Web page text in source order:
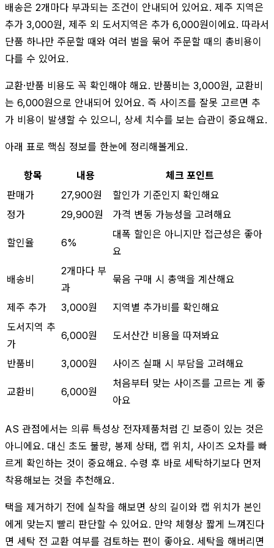
배송은 2개마다 부과되는 조건이 안내되어 있어요. 제주 지역은
추가 3,000원, 제주 외 도서지역은 추가 6,000원이에요. 따라서
단품 하나만 주문할 때와 여러 벌을 묶어 주문할 때의 총비용이
다를 수 있어요.
교환·반품 비용도 꼭 확인해야 해요. 반품비는 3,000원, 교환비
는 6,000원으로 안내되어 있어요. 즉 사이즈를 잘못 고르면 추
가 비용이 발생할 수 있으니, 상세 치수를 보는 습관이 중요해요.
아래 표로 핵심 정보를 한눈에 정리해볼게요.
항목 내용
체크 포인트
판매가
27,900원
할인가 기준인지 확인해요
정가
29,900원 가격 변동 가능성을 고려해요
할인율 6%
대폭 할인은 아니지만 접근성은 좋아
요
배송비
2개마다 부
과
묶음 구매 시 총액을 계산해요
제주 추가 3,000원
지역별 추가비를 확인해요
도서지역 추
가
6,000원 도서산간 비용을 따져봐요
반품비 3,000원 사이즈 실패 시 부담을 고려해요
교환비 6,000원
처음부터 맞는 사이즈를 고르는 게 좋
아요
AS 관점에서는 의류 특성상 전자제품처럼 긴 보증이 있는 것은
아니에요. 대신 초도 불량, 봉제 상태, 캡 위치, 사이즈 오차를 빠
르게 확인하는 것이 중요해요. 수령 후 바로 세탁하기보다 먼저
착용해보는 것을 추천해요.
택을 제거하기 전에 실착을 해보면 상의 길이와 캡 위치가 본인
에게 맞는지 빨리 판단할 수 있어요. 만약 체형상 짧게 느껴진다
면 세탁 전 교환 여부를 검토하는 편이 좋아요. 세탁을 해버리면